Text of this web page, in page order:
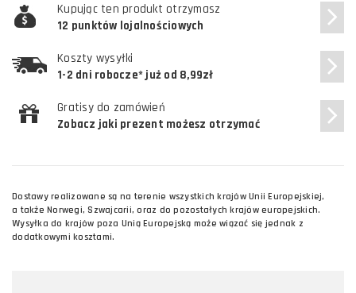
Kupując ten produkt otrzymasz
12 punktów lojalnościowych
Koszty wysyłki
1-2 dni robocze* już od 8,99zł
Gratisy do zamówień
Zobacz jaki prezent możesz otrzymać
Dostawy realizowane są na terenie wszystkich krajów Unii Europejskiej,
a także Norwegi, Szwajcarii, oraz do pozostałych krajów europejskich.
Wysyłka do krajów poza Unią Europejską może wiązać się jednak z
dodatkowymi kosztami.